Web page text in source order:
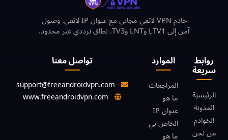
روابط
سريعة
الرئيسية
المدونة
الخوادم
من نحن
الموارد
المراجعات
ما هو
عنوان IP
الخاص بي
ما هو
خادم VPN لاتفي مجاني مع عنوان IP لاتفي. وصول
آمن إلى LTV1 وLNT وTV3. نطاق ترددي غير محدود.
تواصل معنا